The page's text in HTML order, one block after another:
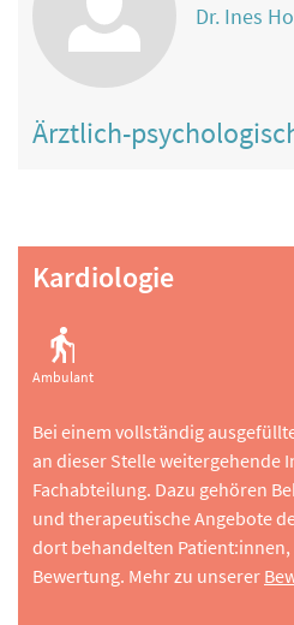
Dr. Ines
Ärztlich-
Kardiologie
Ambulant
Bei einem vollständig
an dieser Stelle weitergehende
Fachabteilung. Dazu gehören
und therapeutische Angebote
dort behandelten
Bewertung. Mehr zu unserer